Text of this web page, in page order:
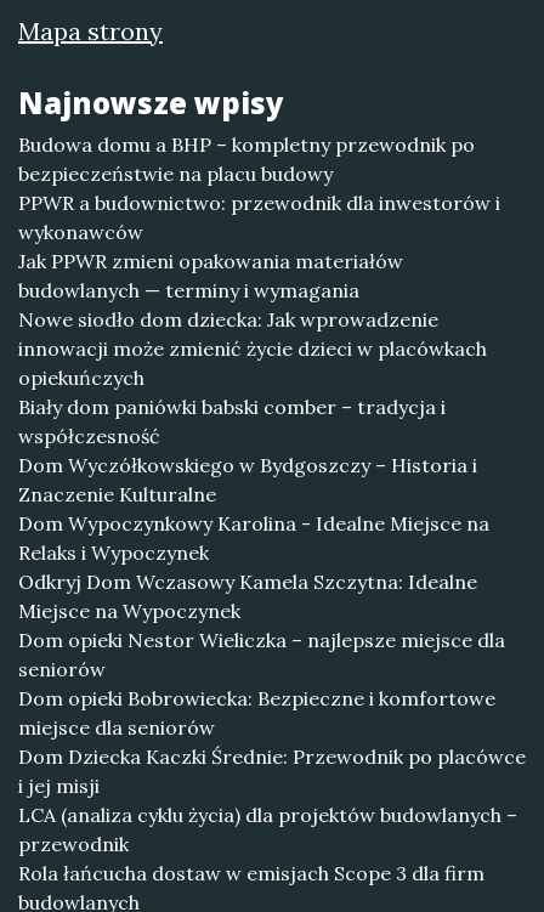
Mapa strony
Najnowsze wpisy
Budowa domu a BHP – kompletny przewodnik po
bezpieczeństwie na placu budowy
PPWR a budownictwo: przewodnik dla inwestorów i
wykonawców
Jak PPWR zmieni opakowania materiałów
budowlanych — terminy i wymagania
Nowe siodło dom dziecka: Jak wprowadzenie
innowacji może zmienić życie dzieci w placówkach
opiekuńczych
Biały dom paniówki babski comber – tradycja i
współczesność
Dom Wyczółkowskiego w Bydgoszczy – Historia i
Znaczenie Kulturalne
Dom Wypoczynkowy Karolina - Idealne Miejsce na
Relaks i Wypoczynek
Odkryj Dom Wczasowy Kamela Szczytna: Idealne
Miejsce na Wypoczynek
Dom opieki Nestor Wieliczka – najlepsze miejsce dla
seniorów
Dom opieki Bobrowiecka: Bezpieczne i komfortowe
miejsce dla seniorów
Dom Dziecka Kaczki Średnie: Przewodnik po placówce
i jej misji
LCA (analiza cyklu życia) dla projektów budowlanych –
przewodnik
Rola łańcucha dostaw w emisjach Scope 3 dla firm
budowlanych